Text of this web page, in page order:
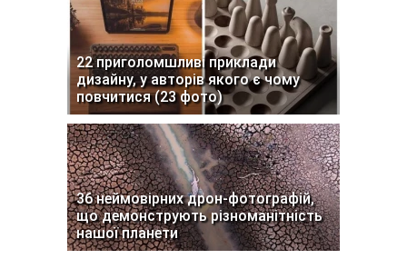
22 приголомшливі приклади
дизайну, у авторів якого є чому
повчитися (23 фото)
36 неймовірних дрон-фотографій,
що демонструють різноманітність
нашої планети